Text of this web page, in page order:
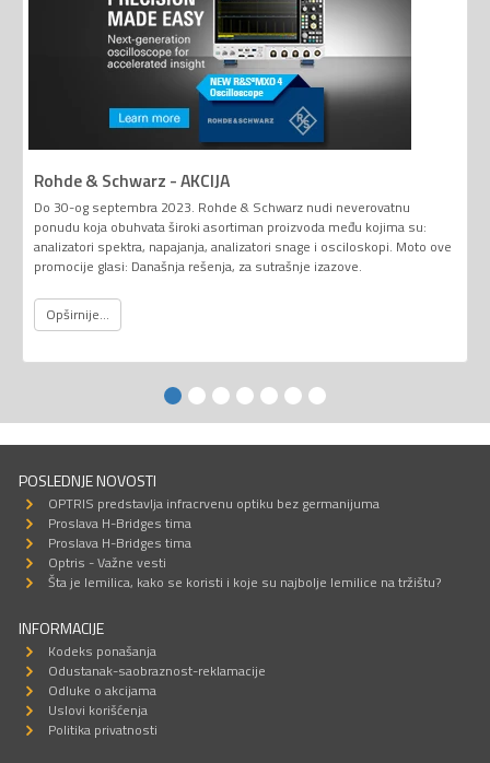
Rohde & Schwarz - AKCIJA
Do 30-og septembra 2023. Rohde & Schwarz nudi neverovatnu
ponudu koja obuhvata široki asortiman proizvoda među kojima su:
analizatori spektra, napajanja, analizatori snage i osciloskopi. Moto ove
promocije glasi: Današnja rešenja, za sutrašnje izazove.
Opširnije...
POSLEDNJE NOVOSTI
OPTRIS predstavlja infracrvenu optiku bez germanijuma
Proslava H-Bridges tima
Proslava H-Bridges tima
Optris - Važne vesti
Šta je lemilica, kako se koristi i koje su najbolje lemilice na tržištu?
INFORMACIJE
Kodeks ponašanja
Odustanak-saobraznost-reklamacije
Odluke o akcijama
Uslovi korišćenja
Politika privatnosti